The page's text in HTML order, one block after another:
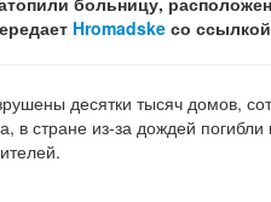
Hromadske со
десятки тысяч домов,
в стране из-за дождей